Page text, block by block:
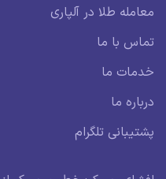
معامله طلا در آلپاری
تماس با ما
خدمات ما
درباره ما
پشتیبانی تلگرام